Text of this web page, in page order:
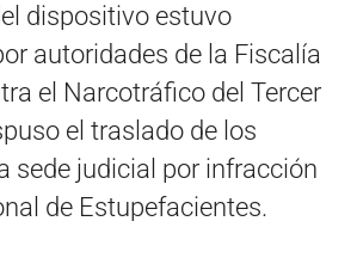
dispositivo estuvo
autoridades de la Fiscalía
el Narcotráfico del Tercer
el traslado de los
sede judicial por infracción
de Estupefacientes.